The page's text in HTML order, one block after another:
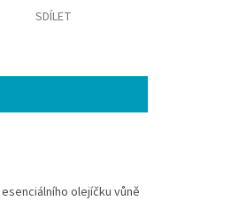
SDÍLET
olejíčku vůně